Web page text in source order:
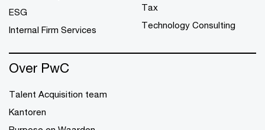
ESG
Internal Firm Services
Tax
Technology Consulting
Over PwC
Talent Acquisition team
Kantoren